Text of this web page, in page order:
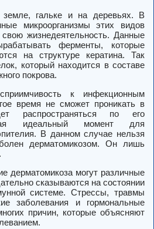
гальке и на деревьях. В
микроорганизмы этих видов
жизнедеятельность. Данные
ферменты, которые
на структуре кератина. Так
который находится в составе
покрова.
к инфекционным
время не сможет проникать в
распространяться по его
идеальный момент для
В данном случае нельзя
дерматомикозом. Он лишь
дерматомикоза могут различные
сказываются на состоянии
системе. Стрессы, травмы
заболевания и гормональные
причин, которые объясняют